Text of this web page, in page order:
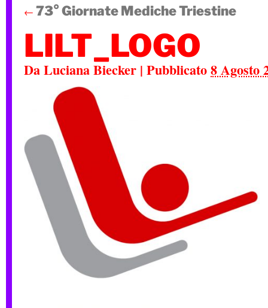
← 73° Giornate Mediche Triestine
LILT_LOGO
DaLuciana Biecker | Pubblicato8 Agosto